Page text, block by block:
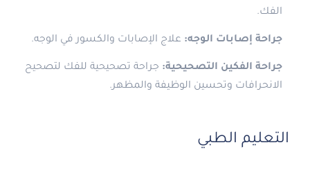
الفك.
جراحة إصابات الوجه: علاج الإصابات والكسور في الوجه.
جراحة الفكين التصحيحية: جراحة تصحيحية للفك لتصحيح
الانحرافات وتحسين الوظيفة والمظهر.
التعليم الطبي